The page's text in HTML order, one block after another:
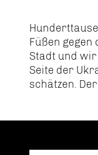
Füßen
Stadt und
Seite der
schätzen.